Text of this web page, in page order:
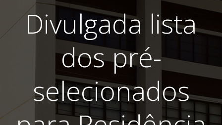
Divulgada lista
dos pré-
selecionados